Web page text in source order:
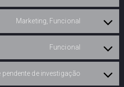
Marketing, Funcional
Funcional
pendente de investigação